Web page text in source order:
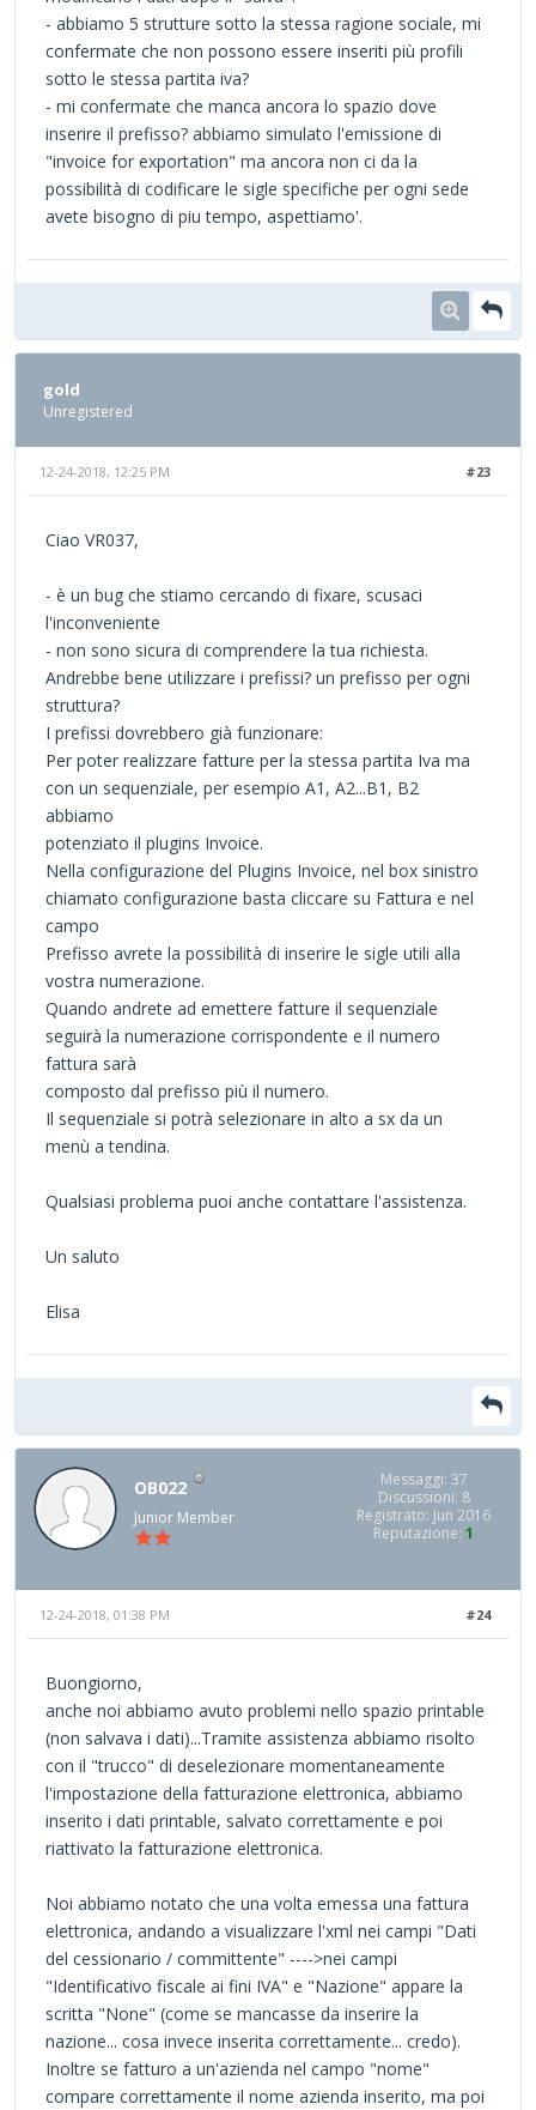
- abbiamo 5 strutture sotto la stessa ragione sociale, mi
confermate che non possono essere inseriti più profili
sotto le stessa partita iva?
- mi confermate che manca ancora lo spazio dove
inserire il prefisso? abbiamo simulato l'emissione di
"invoice for exportation" ma ancora non ci da la
possibilità di codificare le sigle specifiche per ogni sede
avete bisogno di piu tempo, aspettiamo'.
gold
Unregistered
#23
12-24-2018, 12:25 PM
Ciao VR037,
- è un bug che stiamo cercando di fixare, scusaci
l'inconveniente
- non sono sicura di comprendere la tua richiesta.
Andrebbe bene utilizzare i prefissi? un prefisso per ogni
struttura?
I prefissi dovrebbero già funzionare:
Per poter realizzare fatture per la stessa partita Iva ma
con un sequenziale, per esempio A1, A2...B1, B2
abbiamo
potenziato il plugins Invoice.
Nella configurazione del Plugins Invoice, nel box sinistro
chiamato configurazione basta cliccare su Fattura e nel
campo
Prefisso avrete la possibilità di inserire le sigle utili alla
vostra numerazione.
Quando andrete ad emettere fatture il sequenziale
seguirà la numerazione corrispondente e il numero
fattura sarà
composto dal prefisso più il numero.
Il sequenziale si potrà selezionare in alto a sx da un
menù a tendina.
Qualsiasi problema puoi anche contattare l'assistenza.
Un saluto
Elisa
OB022
Junior Member
Messaggi: 37
Discussioni: 8
Registrato: Jun 2016
Reputazione: 1
#24
12-24-2018, 01:38 PM
Buongiorno,
anche noi abbiamo avuto problemi nello spazio printable
(non salvava i dati)...Tramite assistenza abbiamo risolto
con il "trucco" di deselezionare momentaneamente
l'impostazione della fatturazione elettronica, abbiamo
inserito i dati printable, salvato correttamente e poi
riattivato la fatturazione elettronica.
Noi abbiamo notato che una volta emessa una fattura
elettronica, andando a visualizzare l'xml nei campi "Dati
del cessionario / committente" ---->nei campi
"Identificativo fiscale ai fini IVA" e "Nazione" appare la
scritta "None" (come se mancasse da inserire la
nazione... cosa invece inserita correttamente... credo).
Inoltre se fatturo a un'azienda nel campo "nome"
compare correttamente il nome azienda inserito, ma poi